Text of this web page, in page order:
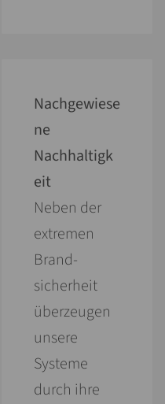
Nachgewiese
ne
Nachhaltigk
eit
Neben der
extremen
Brand­
sicherheit
überzeugen
unsere
Systeme
durch ihre